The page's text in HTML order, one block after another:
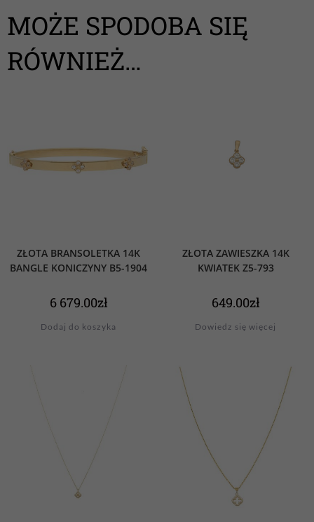
MOŻE SPODOBA SIĘ
RÓWNIEŻ…
ZŁOTA BRANSOLETKA 14K
BANGLE KONICZYNY B5-1904
6 679.00zł
Dodaj do koszyka
ZŁOTA ZAWIESZKA 14K
KWIATEK Z5-793
649.00zł
Dowiedz się więcej